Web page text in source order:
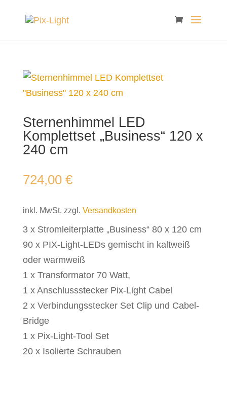
Sternenhimmel LED
Komplettset „Business“ 120 x
240 cm
724,00 €
inkl. MwSt. zzgl. Versandkosten
3 x Stromleiterplatte „Business“ 80 x 120 cm
90 x PIX-Light-LEDs gemischt in kaltweiß
oder warmweiß
1 x Transformator 70 Watt,
1 x Anschlussstecker Pix-Light Cabel
2 x Verbindungsstecker Set Clip und Cabel-
Bridge
1 x Pix-Light-Tool Set
20 x Isolierte Schrauben